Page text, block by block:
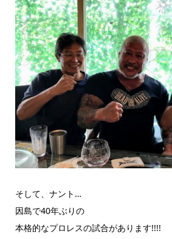
そして、ナント…
因島で40年ぶりの
本格的なプロレスの試合があります!!!!